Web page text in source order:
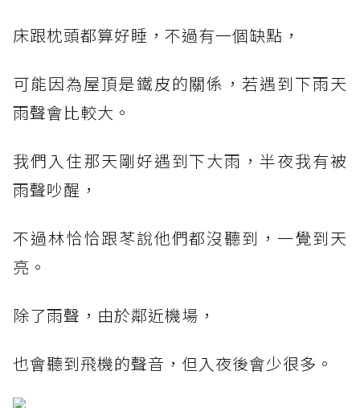
床跟枕頭都算好睡，不過有一個缺點，
可能因為屋頂是鐵皮的關係，若遇到下雨天
雨聲會比較大。
我們入住那天剛好遇到下大雨，半夜我有被
雨聲吵醒，
不過林恰恰跟苳說他們都沒聽到，一覺到天
亮。
除了雨聲，由於鄰近機場，
也會聽到飛機的聲音，但入夜後會少很多。